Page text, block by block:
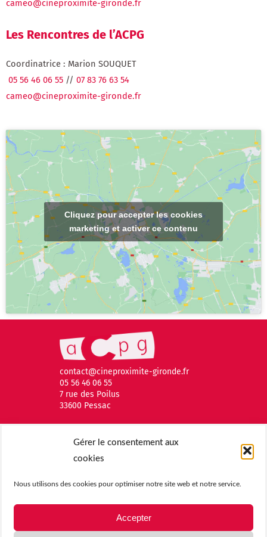
Gérer le consentement aux
cookies
Nous utilisons des cookies pour optimiser notre site web et notre service.
Accepter
cameo@cineproximite-gironde.fr
Les Rencontres de l’ACPG
Coordinatrice : Marion SOUQUET
05 56 46 06 55 // 07 83 76 63 54
cameo@cineproximite-gironde.fr
Cliquez pour accepter les cookies
marketing et activer ce contenu
contact@cineproximite-gironde.fr
05 56 46 06 55
7 rue des Poilus
33600 Pessac